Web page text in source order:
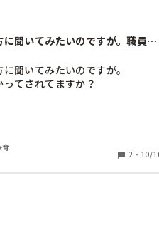
聞いてみたいのですが。職員会
聞いてみたいのですが。
てされてますか？
すか？
育
2 ・ 10/